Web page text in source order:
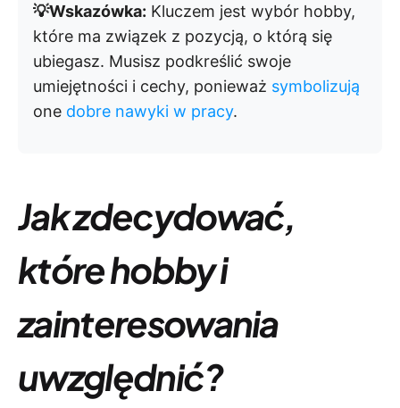
💡Wskazówka: Kluczem jest wybór hobby,
które ma związek z pozycją, o którą się
ubiegasz. Musisz podkreślić swoje
umiejętności i cechy, ponieważ symbolizują
one dobre nawyki w pracy.
Jak zdecydować,
które hobby i
zainteresowania
uwzględnić?